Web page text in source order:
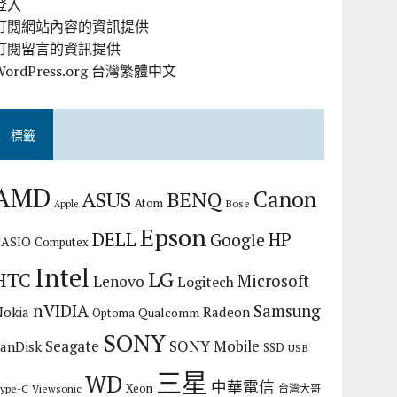
入
閱網站內容的資訊提供
閱留言的資訊提供
台灣繁體中文
標籤
Apple ASUS Atom BENQ Bose Canon
Computex DELLEpson Google HP
Intel Lenovo LGLogitechMicrosoft
nVIDIA Optoma Qualcomm Radeon Samsung
Seagate SONY SONY Mobile SSD USB
C Viewsonic WD Xeon 三星 中華電信 台灣大哥